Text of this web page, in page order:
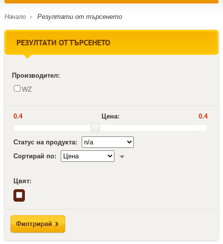
Начало Резултати от търсенето
РЕЗУЛТАТИ ОТ ТЪРСЕНЕТО
Производител:
WZ
0.4 Цена: 0.4
Статус на продукта:
Сортирай по:
Цвят: